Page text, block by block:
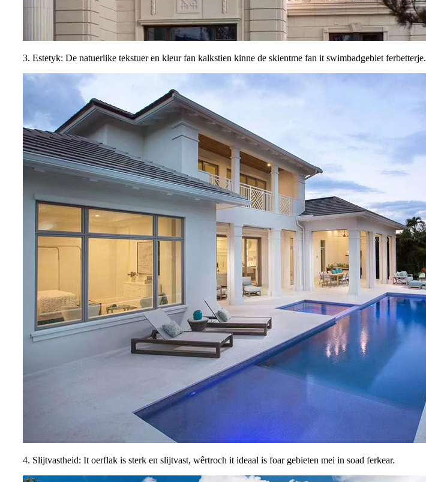
3. Estetyk: De natuerlike tekstuer en kleur fan kalkstien kinne de skientme fan it swimbadgebiet ferbetterje.
4. Slijtvastheid: It oerflak is sterk en slijtvast, wêrtroch it ideaal is foar gebieten mei in soad ferkear.